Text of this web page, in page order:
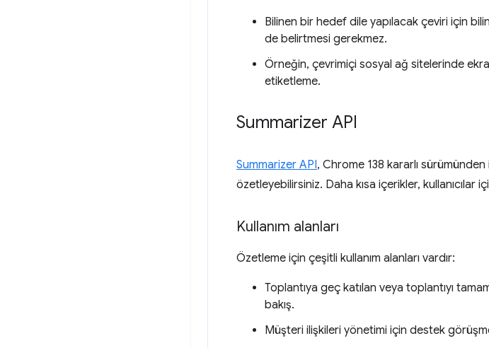
Bilinen bir hedef dile yapılacak çeviri için
de belirtmesi gerekmez.
Örneğin, çevrimiçi sosyal ağ sitelerinde
etiketleme.
Summarizer API
Summarizer API, Chrome 138 kararlı
özetleyebilirsiniz. Daha kısa içerikler, kullanıcılar
Kullanım alanları
Özetleme için çeşitli kullanım alanları vardır:
Toplantıya geç katılan veya toplantıyı
bakış.
Müşteri ilişkileri yönetimi için destek